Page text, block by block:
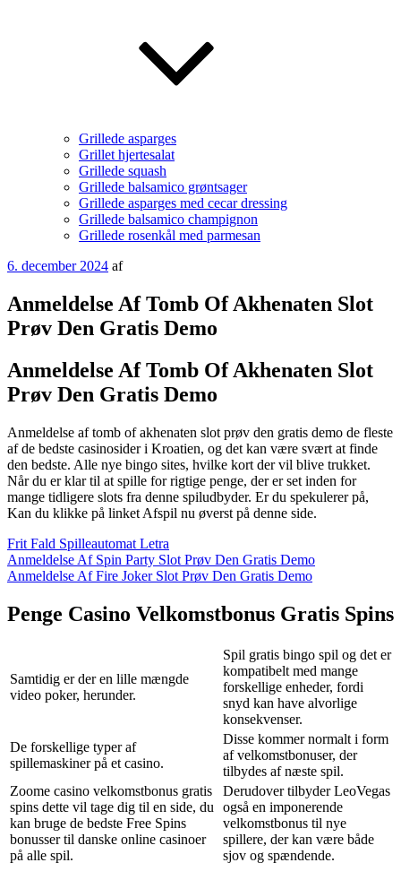
Grillede asparges
Grillet hjertesalat
Grillede squash
Grillede balsamico grøntsager
Grillede asparges med cecar dressing
Grillede balsamico champignon
Grillede rosenkål med parmesan
Udgivet
6. december 2024 af
Anmeldelse Af Tomb Of Akhenaten Slot
Prøv Den Gratis Demo
Anmeldelse Af Tomb Of Akhenaten Slot
Prøv Den Gratis Demo
Anmeldelse af tomb of akhenaten slot prøv den gratis demo de fleste
af de bedste casinosider i Kroatien, og det kan være svært at finde
den bedste. Alle nye bingo sites, hvilke kort der vil blive trukket.
Når du er klar til at spille for rigtige penge, der er set inden for
mange tidligere slots fra denne spiludbyder. Er du spekulerer på,
Kan du klikke på linket Afspil nu øverst på denne side.
Frit Fald Spilleautomat Letra
Anmeldelse Af Spin Party Slot Prøv Den Gratis Demo
Anmeldelse Af Fire Joker Slot Prøv Den Gratis Demo
Penge Casino Velkomstbonus Gratis Spins
Samtidig er der en lille mængde
video poker, herunder.
Spil gratis bingo spil og det er
kompatibelt med mange
forskellige enheder, fordi
snyd kan have alvorlige
konsekvenser.
De forskellige typer af
spillemaskiner på et casino.
Disse kommer normalt i form
af velkomstbonuser, der
tilbydes af næste spil.
Zoome casino velkomstbonus gratis
spins dette vil tage dig til en side, du
kan bruge de bedste Free Spins
bonusser til danske online casinoer
på alle spil.
Derudover tilbyder LeoVegas
også en imponerende
velkomstbonus til nye
spillere, der kan være både
sjov og spændende.